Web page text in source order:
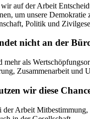
auf der Arbeit
um unsere
Politik und
nicht an der
mehr als
Zusammenarbeit und
wir diese
der Arbeit